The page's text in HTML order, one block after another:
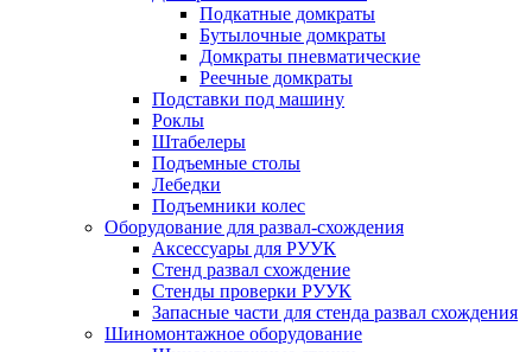
Подкатные домкраты
Бутылочные домкраты
Домкраты пневматические
Реечные домкраты
Подставки под машину
Роклы
Штабелеры
Подъемные столы
Лебедки
Подъемники колес
Оборудование для развал-схождения
Аксессуары для РУУК
Стенд развал схождение
Стенды проверки РУУК
Запасные части для стенда развал схождения
Шиномонтажное оборудование